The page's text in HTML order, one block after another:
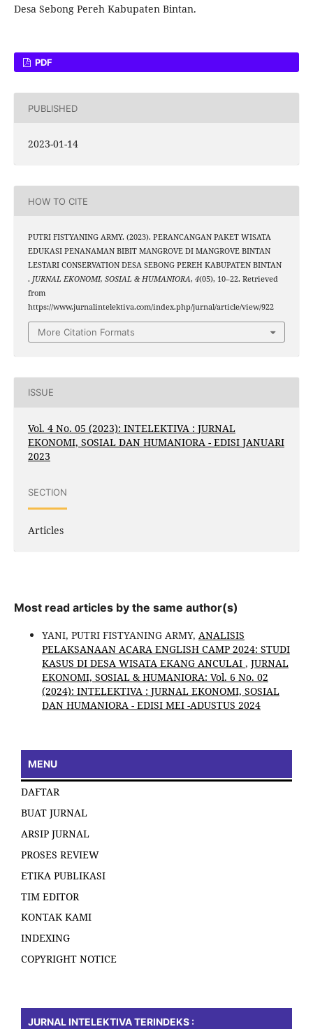
Desa Sebong Pereh Kabupaten Bintan.
PDF
PUBLISHED
2023-01-14
HOW TO CITE
PUTRI FISTYANING ARMY. (2023). PERANCANGAN PAKET WISATA
EDUKASI PENANAMAN BIBIT MANGROVE DI MANGROVE BINTAN
LESTARI CONSERVATION DESA SEBONG PEREH KABUPATEN BINTAN
. JURNAL EKONOMI, SOSIAL & HUMANIORA, 4(05), 10–22. Retrieved
from
https://www.jurnalintelektiva.com/index.php/jurnal/article/view/922
More Citation Formats
ISSUE
Vol. 4 No. 05 (2023): INTELEKTIVA : JURNAL
EKONOMI, SOSIAL DAN HUMANIORA - EDISI JANUARI
2023
SECTION
Articles
Most read articles by the same author(s)
YANI, PUTRI FISTYANING ARMY, ANALISIS
PELAKSANAAN ACARA ENGLISH CAMP 2024: STUDI
KASUS DI DESA WISATA EKANG ANCULAI , JURNAL
EKONOMI, SOSIAL & HUMANIORA: Vol. 6 No. 02
(2024): INTELEKTIVA : JURNAL EKONOMI, SOSIAL
DAN HUMANIORA - EDISI MEI -ADUSTUS 2024
MENU
DAFTAR
BUAT JURNAL
ARSIP JURNAL
PROSES REVIEW
ETIKA PUBLIKASI
TIM EDITOR
KONTAK KAMI
INDEXING
COPYRIGHT NOTICE
JURNAL INTELEKTIVA TERINDEKS :